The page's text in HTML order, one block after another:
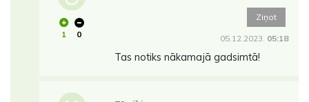
1 0
Ziņot
05.12.2023. 05:18
Tas notiks nākamajā gadsimtā!